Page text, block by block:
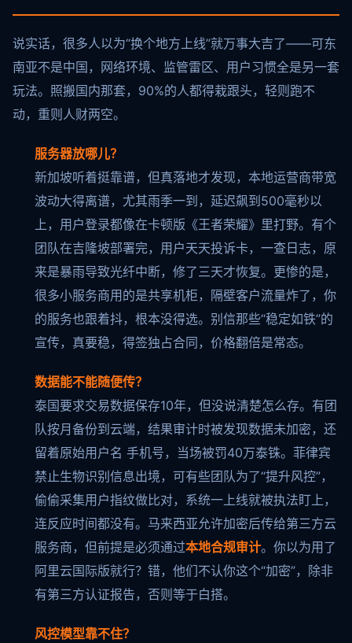
说实话，很多人以为“换个地方上线”就万事大吉了——可东
南亚不是中国，网络环境、监管雷区、用户习惯全是另一套
玩法。照搬国内那套，90%的人都得栽跟头，轻则跑不
动，重则人财两空。
服务器放哪儿？
新加坡听着挺靠谱，但真落地才发现，本地运营商带宽
波动大得离谱，尤其雨季一到，延迟飙到500毫秒以
上，用户登录都像在卡顿版《王者荣耀》里打野。有个
团队在吉隆坡部署完，用户天天投诉卡，一查日志，原
来是暴雨导致光纤中断，修了三天才恢复。更惨的是，
很多小服务商用的是共享机柜，隔壁客户流量炸了，你
的服务也跟着抖，根本没得选。别信那些“稳定如铁”的
宣传，真要稳，得签独占合同，价格翻倍是常态。
数据能不能随便传？
泰国要求交易数据保存10年，但没说清楚怎么存。有团
队按月备份到云端，结果审计时被发现数据未加密，还
留着原始用户名 手机号，当场被罚40万泰铢。菲律宾
禁止生物识别信息出境，可有些团队为了“提升风控”，
偷偷采集用户指纹做比对，系统一上线就被执法盯上，
连反应时间都没有。马来西亚允许加密后传给第三方云
服务商，但前提是必须通过本地合规审计。你以为用了
阿里云国际版就行？错，他们不认你这个“加密”，除非
有第三方认证报告，否则等于白搭。
风控模型靠不住？